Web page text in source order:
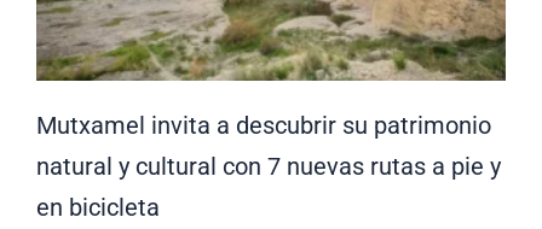
Mutxamel invita a descubrir su patrimonio
natural y cultural con 7 nuevas rutas a pie y
en bicicleta